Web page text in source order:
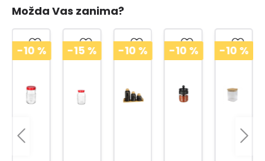
Možda Vas zanima?
-10 % -15 % -10 % -10 % -10 %